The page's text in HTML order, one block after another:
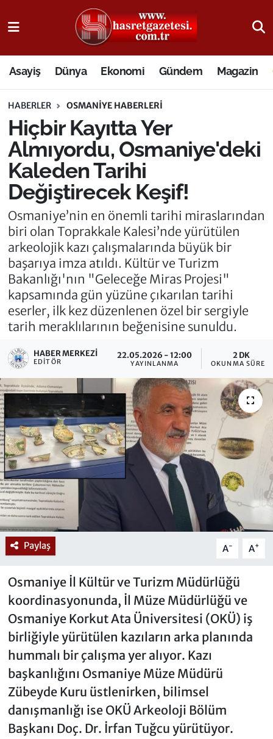
Asayiş Dünya Ekonomi Gündem Magazin
HABERLER OSMANIYE HABERLERI
Hiçbir Kayıtta Yer
Almıyordu, Osmaniye'deki
Kaleden Tarihi
Değiştirecek Keşif!
Osmaniye’nin en önemli tarihi miraslarından
biri olan Toprakkale Kalesi’nde yürütülen
arkeolojik kazı çalışmalarında büyük bir
başarıya imza atıldı. Kültür ve Turizm
Bakanlığı'nın "Geleceğe Miras Projesi"
kapsamında gün yüzüne çıkarılan tarihi
eserler, ilk kez düzenlenen özel bir sergiyle
tarih meraklılarının beğenisine sunuldu.
HABER MERKEZI
EDITÖR
22.05.2026 - 12:00
YAYINLANMA
2 DK
OKUNMA SÜRESI
Paylaş A- A+
Osmaniye İl Kültür ve Turizm Müdürlüğü
koordinasyonunda, İl Müze Müdürlüğü ve
Osmaniye Korkut Ata Üniversitesi (OKÜ) iş
birliğiyle yürütülen kazıların arka planında
hummalı bir çalışma yer alıyor. Kazı
başkanlığını Osmaniye Müze Müdürü
Zübeyde Kuru üstlenirken, bilimsel
danışmanlığı ise OKÜ Arkeoloji Bölüm
Başkanı Doç. Dr. İrfan Tuğcu yürütüyor.
Osmaniye Nöbetçi Eczaneler
Osmaniye Hava Durumu
Osmaniye Trafik Yoğunluk Haritası
Süper Lig Puan Durumu ve Fikstür
Tüm Manşetler
Son Dakika Haberleri
Haber Arşivi